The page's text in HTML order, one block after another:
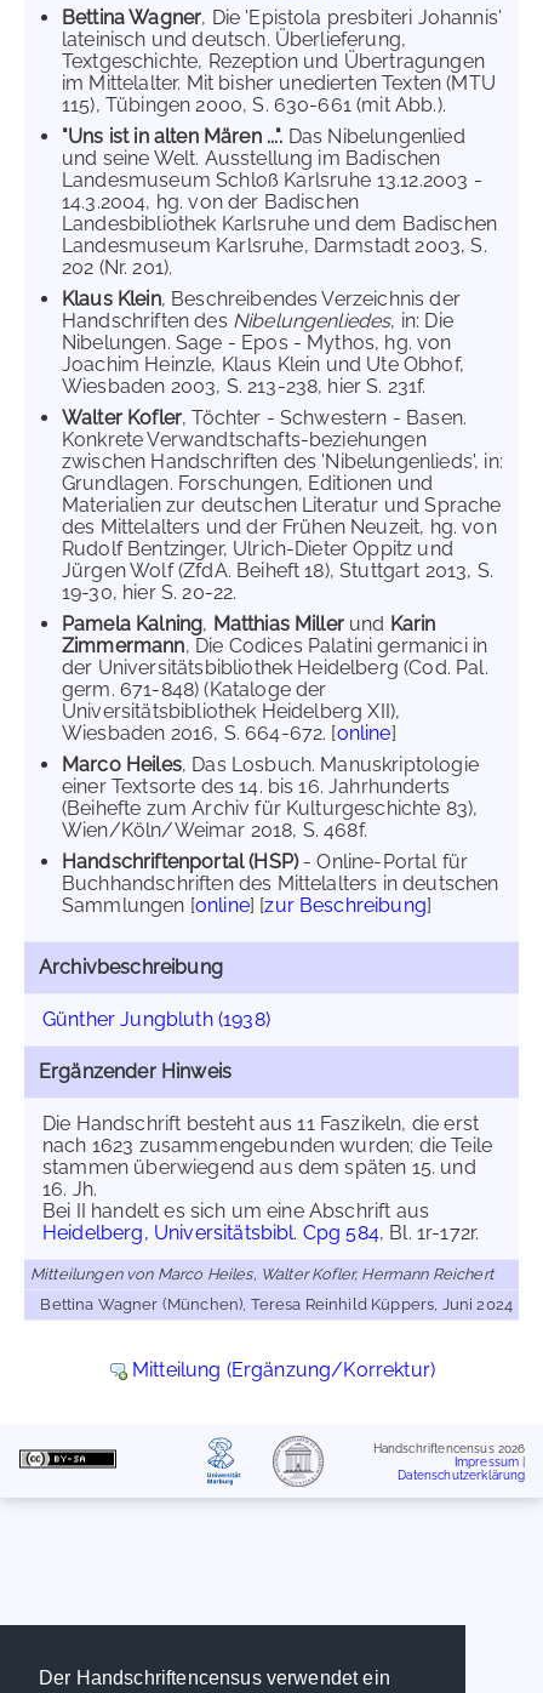
Der Handschriftencensus verwendet ein
Bettina Wagner, Die 'Epistola presbiteri Johannis'
lateinisch und deutsch. Überlieferung,
Textgeschichte, Rezeption und Übertragungen
im Mittelalter. Mit bisher unedierten Texten (MTU
115), Tübingen 2000, S. 630-661 (mit Abb.).
"Uns ist in alten Mären ...". Das Nibelungenlied
und seine Welt. Ausstellung im Badischen
Landesmuseum Schloß Karlsruhe 13.12.2003 -
14.3.2004, hg. von der Badischen
Landesbibliothek Karlsruhe und dem Badischen
Landesmuseum Karlsruhe, Darmstadt 2003, S.
202 (Nr. 201).
Klaus Klein, Beschreibendes Verzeichnis der
Handschriften des Nibelungenliedes, in: Die
Nibelungen. Sage - Epos - Mythos, hg. von
Joachim Heinzle, Klaus Klein und Ute Obhof,
Wiesbaden 2003, S. 213-238, hier S. 231f.
Walter Kofler, Töchter - Schwestern - Basen.
Konkrete Verwandtschafts-beziehungen
zwischen Handschriften des 'Nibelungenlieds', in:
Grundlagen. Forschungen, Editionen und
Materialien zur deutschen Literatur und Sprache
des Mittelalters und der Frühen Neuzeit, hg. von
Rudolf Bentzinger, Ulrich-Dieter Oppitz und
Jürgen Wolf (ZfdA. Beiheft 18), Stuttgart 2013, S.
19-30, hier S. 20-22.
Pamela Kalning, Matthias Millerund Karin
Zimmermann, Die Codices Palatini germanici in
der Universitätsbibliothek Heidelberg (Cod. Pal.
germ. 671-848) (Kataloge der
Universitätsbibliothek Heidelberg XII),
Wiesbaden 2016, S. 664-672. [online]
Marco Heiles, Das Losbuch. Manuskriptologie
einer Textsorte des 14. bis 16. Jahrhunderts
(Beihefte zum Archiv für Kulturgeschichte 83),
Wien/Köln/Weimar 2018, S. 468f.
Handschriftenportal (HSP)- Online-Portal für
Buchhandschriften des Mittelalters in deutschen
Sammlungen [online] [zur Beschreibung]
Archivbeschreibung
Günther Jungbluth (1938)
Ergänzender Hinweis
Die Handschrift besteht aus 11 Faszikeln, die erst
nach 1623 zusammengebunden wurden; die Teile
stammen überwiegend aus dem späten 15. und
16. Jh.
Bei II handelt es sich um eine Abschrift aus
Heidelberg, Universitätsbibl. Cpg 584, Bl. 1r-172r.
Mitteilungen von Marco Heiles, Walter Kofler, Hermann Reichert
Bettina Wagner (München), Teresa Reinhild Küppers, Juni 2024
Mitteilung (Ergänzung/Korrektur)
Handschriftencensus 2026
Impressum
Datenschutzerklärung